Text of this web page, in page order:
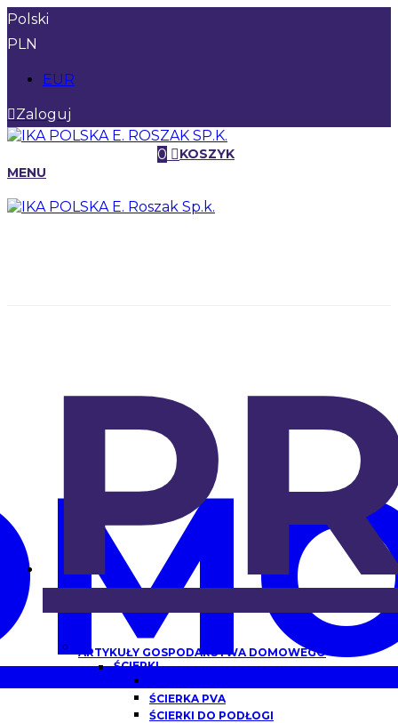
Polski
PLN
EUR
Zaloguj
0
KOSZYK
MENU
ARTYKUŁY GOSPODARSTWA DOMOWEGO
ŚCIERKI
ŚCIERKA PVA
ŚCIERKI DO PODŁOGI